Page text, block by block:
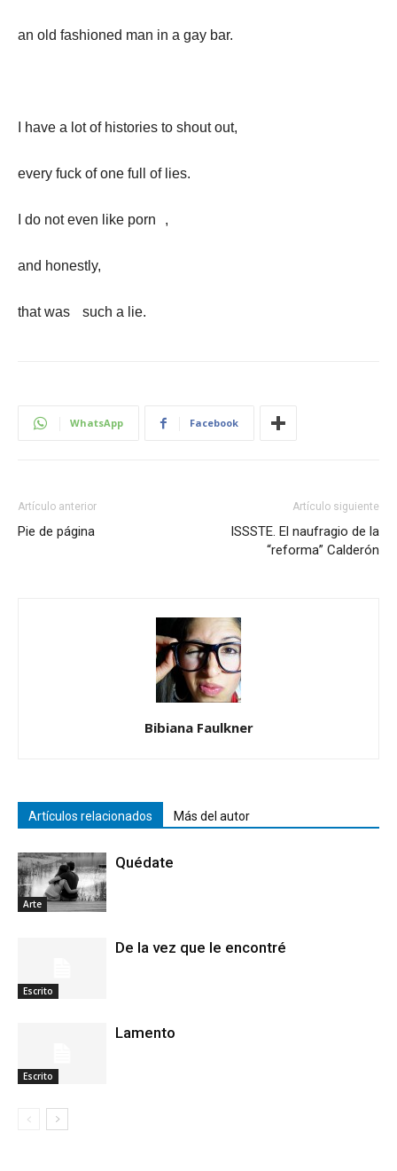
an old fashioned man in a gay bar.
I have a lot of histories to shout out,
every fuck of one full of lies.
I do not even like porn ,
and honestly,
that was such a lie.
WhatsApp Facebook
Artículo anterior
Pie de página
Artículo siguiente
ISSSTE. El naufragio de la
“reforma” Calderón
Bibiana Faulkner
Artículos relacionados Más del autor
Arte
Quédate
Escrito
De la vez que le encontré
Escrito
Lamento